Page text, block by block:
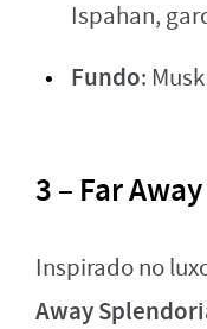
Ispahan,
Fundo:
3 – Far
Inspirado no
Away